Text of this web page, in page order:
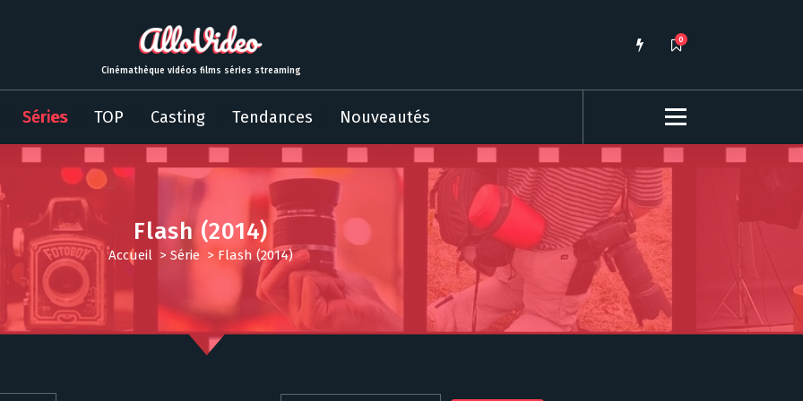
Cinémathèque vidéos films séries streaming
0
Séries TOP Casting Tendances Nouveautés
Flash (2014)
Accueil > Série > Flash (2014)